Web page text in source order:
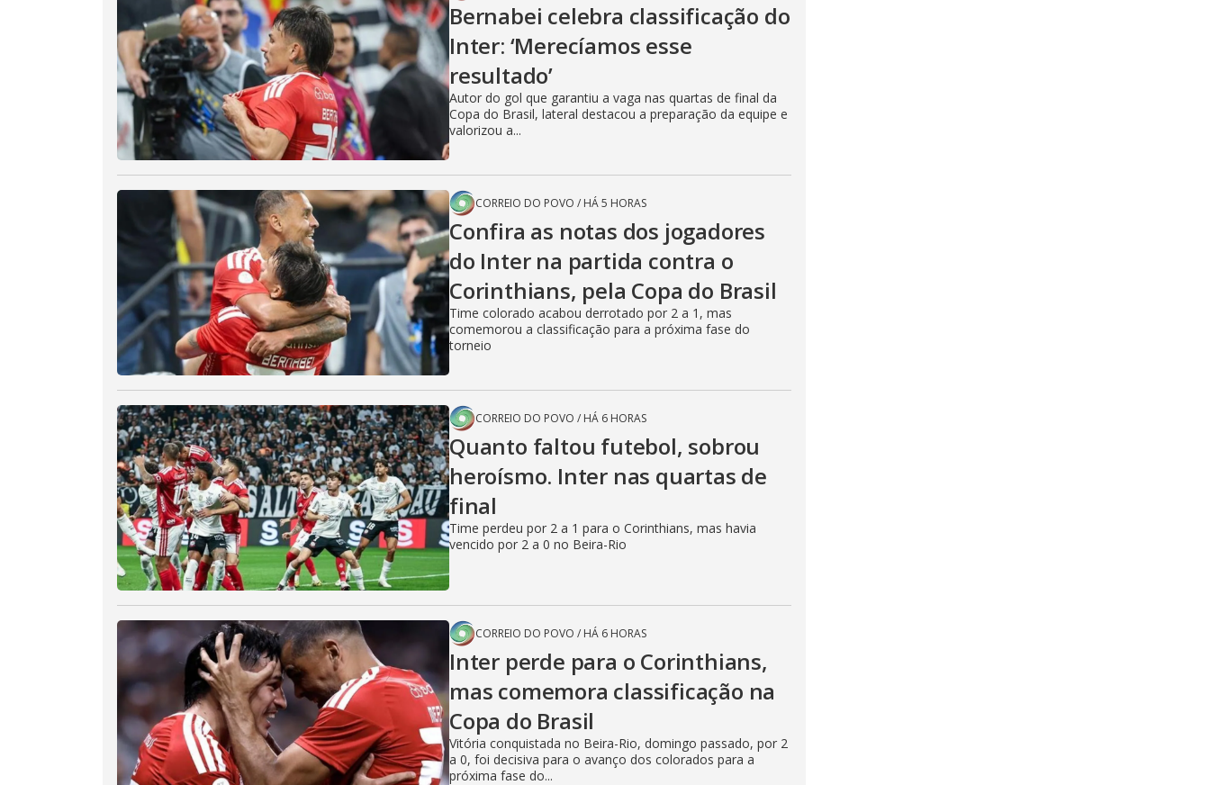
Bernabei celebra classificação do
Inter: ‘Merecíamos esse
resultado’
Autor do gol que garantiu a vaga nas quartas de final da
Copa do Brasil, lateral destacou a preparação da equipe e
valorizou a...
CORREIO DO POVO / HÁ 5 HORAS
Confira as notas dos jogadores
do Inter na partida contra o
Corinthians, pela Copa do Brasil
Time colorado acabou derrotado por 2 a 1, mas
comemorou a classificação para a próxima fase do
torneio
CORREIO DO POVO / HÁ 6 HORAS
Quanto faltou futebol, sobrou
heroísmo. Inter nas quartas de
final
Time perdeu por 2 a 1 para o Corinthians, mas havia
vencido por 2 a 0 no Beira-Rio
CORREIO DO POVO / HÁ 6 HORAS
Inter perde para o Corinthians,
mas comemora classificação na
Copa do Brasil
Vitória conquistada no Beira-Rio, domingo passado, por 2
a 0, foi decisiva para o avanço dos colorados para a
próxima fase do...